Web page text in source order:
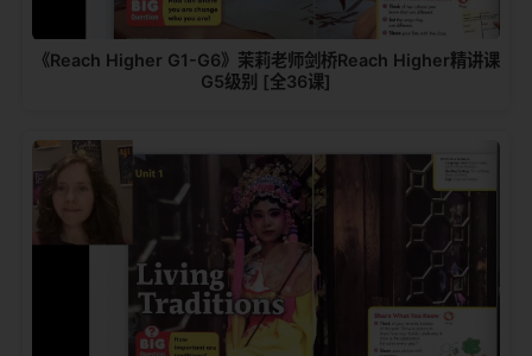
《Reach Higher G1-G6》茉莉老师剑桥Reach Higher精讲课
G5级别 [全36课]